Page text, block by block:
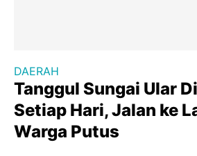
DAERAH
Tanggul Sungai Ular
Setiap Hari, Jalan ke
Warga Putus